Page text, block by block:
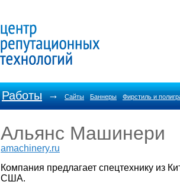
Работы → Сайты Баннеры Фирстиль и
Альянс Машинери
amachinery.ru
Компания предлагает спецтехнику из
США.